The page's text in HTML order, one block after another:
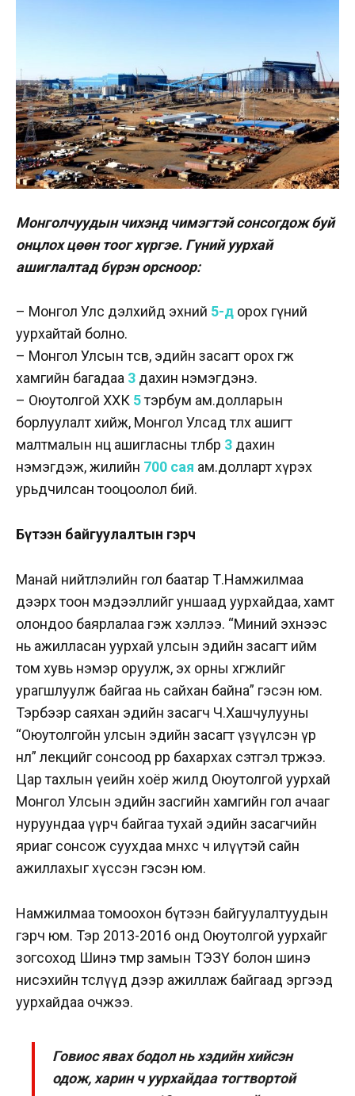
Монголчуудын чихэнд чимэгтэй сонсогдож буй
онцлох цөөн тоог хүргэе. Гүний уурхай
ашиглалтад бүрэн орсноор:
– Монгол Улс дэлхийд эхний 5-д орох гүний
уурхайтай болно.
– Монгол Улсын төсөв, эдийн засагт орох өгөөж
хамгийн багадаа 3 дахин нэмэгдэнэ.
– Оюутолгой ХХК 5тэрбум ам.долларын
борлуулалт хийж, Монгол Улсад төлөх ашигт
малтмалын нөөц ашигласны төлбөр 3 дахин
нэмэгдэж, жилийн 700 сая ам.долларт хүрэх
урьдчилсан тооцоолол бий.
Бүтээн байгуулалтын гэрч
Манай нийтлэлийн гол баатар Т.Намжилмаа
дээрх тоон мэдээллийг уншаад уурхайдаа, хамт
олондоо баярлалаа гэж хэллээ. “Миний эхнээс
нь ажилласан уурхай улсын эдийн засагт ийм
том хувь нэмэр оруулж, эх орны хөгжлийг
урагшлуулж байгаа нь сайхан байна” гэсэн юм.
Тэрбээр саяхан эдийн засагч Ч.Хашчулууны
“Оюутолгойн улсын эдийн засагт үзүүлсэн үр
нөлөө” лекцийг сонсоод өөрөөрөө бахархах сэтгэл төржээ.
Цар тахлын үеийн хоёр жилд Оюутолгой уурхай
Монгол Улсын эдийн засгийн хамгийн гол ачааг
нуруундаа үүрч байгаа тухай эдийн засагчийн
яриаг сонсож суухдаа өмнөхөөс ч илүүтэй сайн
ажиллахыг хүссэн гэсэн юм.
Намжилмаа томоохон бүтээн байгуулалтуудын
гэрч юм. Тэр 2013-2016 онд Оюутолгой уурхайг
зогсоход Шинэ төмөр замын ТЭЗҮ болон шинэ
нисэхийн төслүүд дээр ажиллаж байгаад эргээд
уурхайдаа очжээ.
Говиос явах бодол нь хэдийн хийсэн
одож, харин ч уурхайдаа тогтвортой